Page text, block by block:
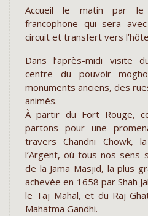
Accueil le matin par le
francophone qui sera
circuit et transfert vers
Dans l’après-midi visite
centre du pouvoir
monuments anciens, des
animés.
À partir du Fort Rouge,
partons pour une
travers Chandni Chowk,
l’Argent, où tous nos sens
de la Jama Masjid, la plus
achevée en 1658 par Shah
le Taj Mahal, et du Raj
Mahatma Gandhi.